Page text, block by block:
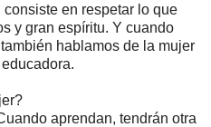
en respetar lo que
y gran espíritu. Y cuando
hablamos de la mujer
aprendan, tendrán otra